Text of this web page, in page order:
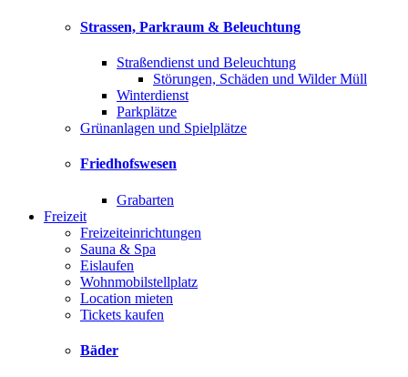
Strassen, Parkraum & Beleuchtung
Straßendienst und Beleuchtung
Störungen, Schäden und Wilder Müll
Winterdienst
Parkplätze
Grünanlagen und Spielplätze
Friedhofswesen
Grabarten
Freizeit
Freizeiteinrichtungen
Sauna & Spa
Eislaufen
Wohnmobilstellplatz
Location mieten
Tickets kaufen
Bäder